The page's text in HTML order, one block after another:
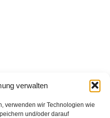
verwalten
verwenden wir Technologien wie
und/oder darauf